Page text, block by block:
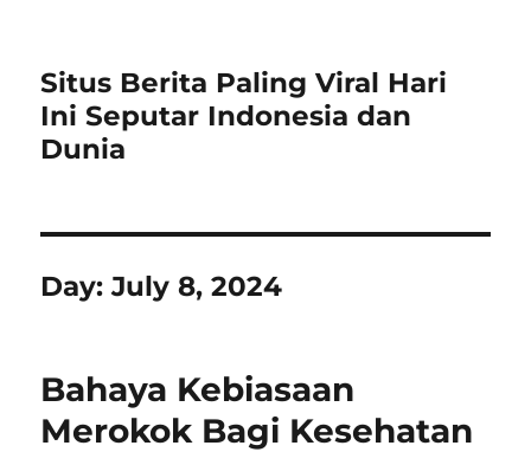
Situs Berita Paling Viral Hari
Ini Seputar Indonesia dan
Dunia
Day:July 8, 2024
Bahaya Kebiasaan
Merokok Bagi Kesehatan